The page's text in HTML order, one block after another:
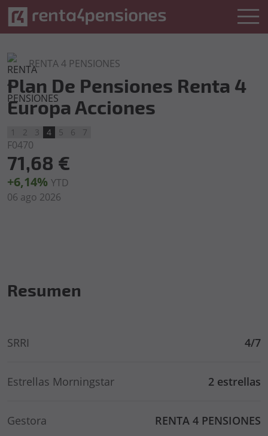
RENTA 4 PENSIONES
Plan De Pensiones Renta 4
Europa Acciones
1 2 3 4 5 6 7
F0470
71,68 €
+6,14% YTD
06 ago 2026
Resumen
SRRI 4/7
Estrellas Morningstar 2 estrellas
Gestora RENTA 4 PENSIONES